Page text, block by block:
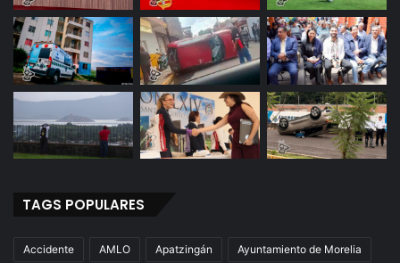
TAGS POPULARES
Accidente AMLO Apatzingán Ayuntamiento de Morelia